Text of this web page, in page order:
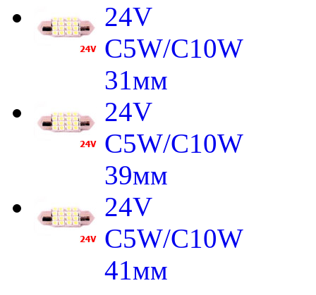
24V
C5W/C10W
31мм
24V
C5W/C10W
39мм
24V
C5W/C10W
41мм